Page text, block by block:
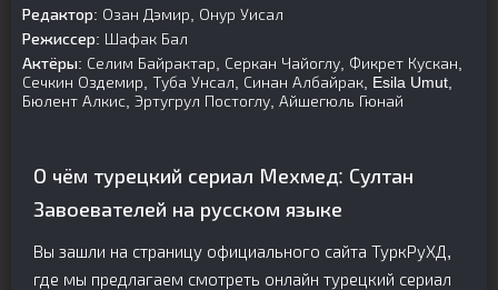
Редактор: Озан Дэмир, Онур Уисал
Режиссер: Шафак Бал
Актёры: Селим Байрактар, Серкан Чайоглу, Фикрет Кускан,
Сечкин Оздемир, Туба Унсал, Синан Албайрак, Esila Umut,
Бюлент Алкис, Эртугрул Постоглу, Айшегюль Гюнай
О чём турецкий сериал Мехмед: Султан
Завоевателей на русском языке
Вы зашли на страницу официального сайта ТуркРуХД,
где мы предлагаем смотреть онлайн турецкий сериал